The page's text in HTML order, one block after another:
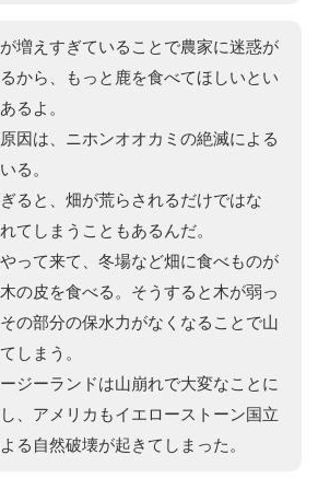
増えすぎていることで農家に迷惑が
から、もっと鹿を食べてほしいとい
るよ。
因は、ニホンオオカミの絶滅による
る。
ると、畑が荒らされるだけではな
てしまうこともあるんだ。
って来て、冬場など畑に食べものが
の皮を食べる。そうすると木が弱っ
の部分の保水力がなくなることで山
しまう。
ジーランドは山崩れで大変なことに
、アメリカもイエローストーン国立
る自然破壊が起きてしまった。